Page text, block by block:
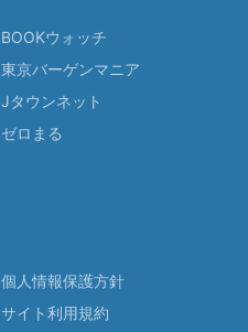
BOOKウォッチ
東京バーゲンマニア
Jタウンネット
ゼロまる
個人情報保護方針
サイト利用規約